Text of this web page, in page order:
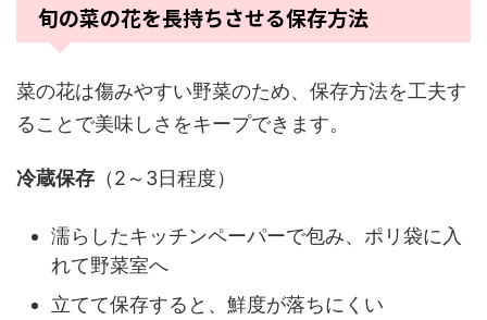
旬の菜の花を長持ちさせる保存方法
菜の花は傷みやすい野菜のため、保存方法を工夫す
ることで美味しさをキープできます。
冷蔵保存 （2～3日程度）
濡らしたキッチンペーパーで包み、ポリ袋に入
れて野菜室へ
立てて保存すると、鮮度が落ちにくい